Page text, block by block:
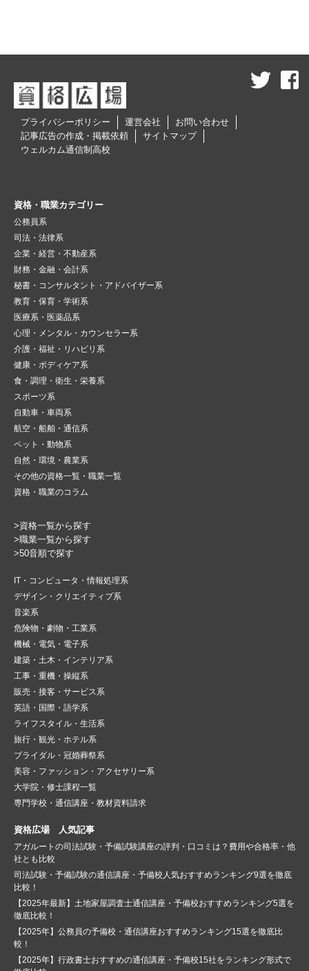
プライバシーポリシー 運営会社
お問い合わせ
記事広告の作成・掲載依頼
サイトマップ
ウェルカム通信制高校
資格・職業カテゴリー
公務員系
司法・法律系
企業・経営・不動産系
財務・金融・会計系
秘書・コンサルタント・アドバイザー系
教育・保育・学術系
医療系・医薬品系
心理・メンタル・カウンセラー系
介護・福祉・リハビリ系
健康・ボディケア系
食・調理・衛生・栄養系
スポーツ系
自動車・車両系
航空・船舶・通信系
ペット・動物系
自然・環境・農業系
その他の資格一覧・職業一覧
資格・職業のコラム
>資格一覧から探す
>職業一覧から探す
>50音順で探す
IT・コンピュータ・情報処理系
デザイン・クリエイティブ系
音楽系
危険物・劇物・工業系
機械・電気・電子系
建築・土木・インテリア系
工事・重機・操縦系
販売・接客・サービス系
英語・国際・語学系
ライフスタイル・生活系
旅行・観光・ホテル系
ブライダル・冠婚葬祭系
美容・ファッション・アクセサリー系
大学院・修士課程一覧
専門学校・通信講座・教材資料請求
資格広場 人気記事
アガルートの司法試験・予備試験講座の評判・口コミは？費用や合格率・他
社とも比較
司法試験・予備試験の通信講座・予備校人気おすすめランキング9選を徹底
比較！
【2025年最新】土地家屋調査士通信講座・予備校おすすめランキング5選を
徹底比較！
【2025年】公務員の予備校・通信講座おすすめランキング15選を徹底比
較！
【2025年】行政書士おすすめの通信講座・予備校15社をランキング形式で